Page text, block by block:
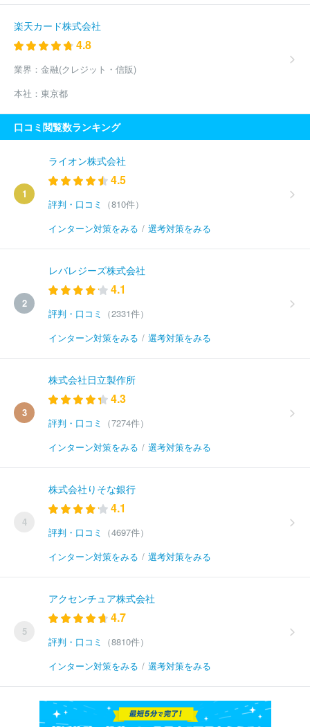
楽天カード株式会社
4.8
業界： 金融(クレジット・信販)
本社： 東京都
口コミ閲覧数ランキング
1
ライオン株式会社
4.5
評判・口コミ
（810件）
インターン対策をみる / 選考対策をみる
2
レバレジーズ株式会社
4.1
評判・口コミ
（2331件）
インターン対策をみる / 選考対策をみる
3
株式会社日立製作所
4.3
評判・口コミ
（7274件）
インターン対策をみる / 選考対策をみる
4
株式会社りそな銀行
4.1
評判・口コミ
（4697件）
インターン対策をみる / 選考対策をみる
5
アクセンチュア株式会社
4.7
評判・口コミ
（8810件）
インターン対策をみる / 選考対策をみる